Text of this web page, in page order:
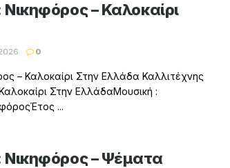
Νικηφόρος – Καλοκαίρι
0
– Καλοκαίρι Στην Ελλάδα Καλλιτέχνης
Στην ΕλλάδαΜουσική :
...
Νικηφόρος – Ψέματα